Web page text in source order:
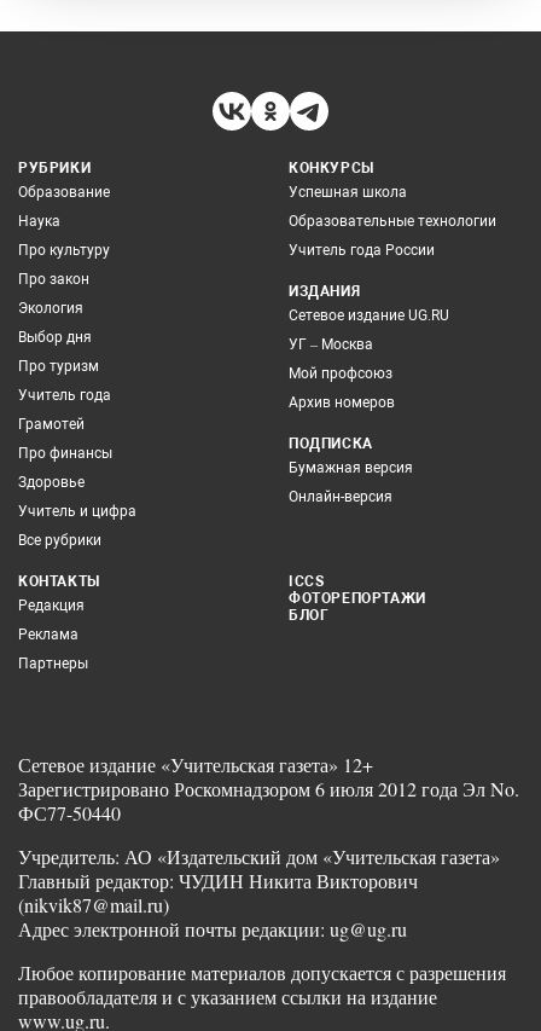
РУБРИКИ
Образование
Наука
Про культуру
Про закон
Экология
Выбор дня
Про туризм
Учитель года
Грамотей
Про финансы
Здоровье
Учитель и цифра
Все рубрики
КОНКУРСЫ
Успешная школа
Образовательные технологии
Учитель года России
ИЗДАНИЯ
Сетевое издание UG.RU
УГ – Москва
Мой профсоюз
Архив номеров
ПОДПИСКА
Бумажная версия
Онлайн-версия
КОНТАКТЫ
Редакция
Реклама
Партнеры
ICCS
ФОТОРЕПОРТАЖИ
БЛОГ
Сетевое издание «Учительская газета» 12+
Зарегистрировано Роскомнадзором 6 июля 2012 года Эл No.
ФС77-50440
Учредитель: АО «Издательский дом «Учительская газета»
Главный редактор: ЧУДИН Никита Викторович
(nikvik87@mail.ru)
Адрес электронной почты редакции: ug@ug.ru
Любое копирование материалов допускается с разрешения
правообладателя и с указанием ссылки на издание
www.ug.ru.